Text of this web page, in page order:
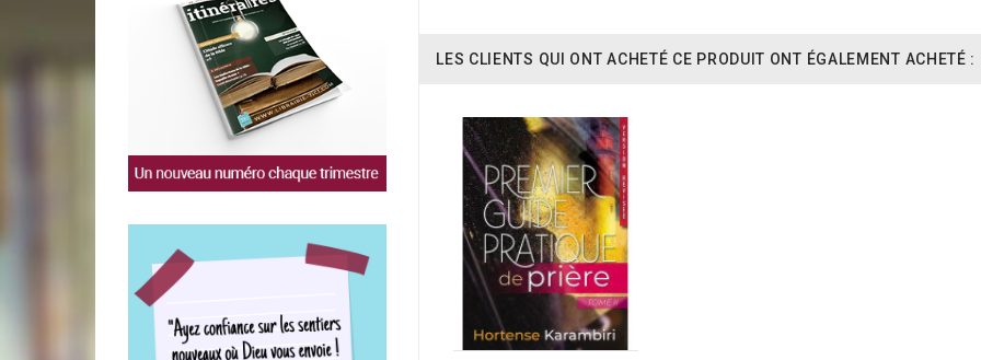
LES CLIENTS QUI ONT ACHETÉ CE PRODUIT ONT ÉGALEMENT ACHETÉ :